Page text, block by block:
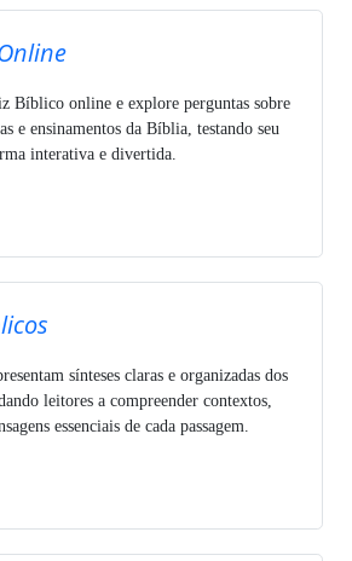
Bíblico online e explore perguntas sobre
e ensinamentos da Bíblia, testando seu
interativa e divertida.
sínteses claras e organizadas dos
leitores a compreender contextos,
essenciais de cada passagem.